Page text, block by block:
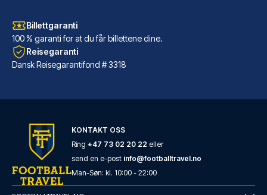
Ibis Styles Nice Centre Gare
Dersom du velger Ibis Styles N...
LES MER OM HOTELLET
Billettgaranti
100 % garanti for at du får billettene dine.
Reisegaranti
Dansk Reisegarantifond # 3318
KONTAKT OSS
Ring +47 73 02 20 22 eller
send en e-post info@footballtravel.no
Man-Søn: kl. 10:00 - 22:00